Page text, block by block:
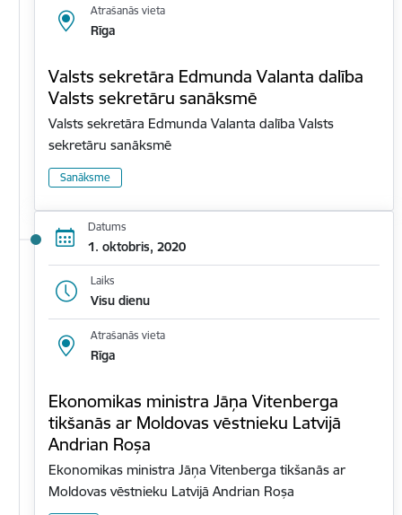
Atrašanās vieta
Rīga
Valsts sekretāra Edmunda Valanta dalība
Valsts sekretāru sanāksmē
Valsts sekretāra Edmunda Valanta dalība Valsts
sekretāru sanāksmē
Sanāksme
Datums
1. oktobris, 2020
Laiks
Visu dienu
Atrašanās vieta
Rīga
Ekonomikas ministra Jāņa Vitenberga
tikšanās ar Moldovas vēstnieku Latvijā
Andrian Roșa
Ekonomikas ministra Jāņa Vitenberga tikšanās ar
Moldovas vēstnieku Latvijā Andrian Roșa